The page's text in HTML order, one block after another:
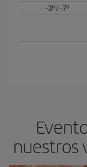
-3º/ -7º
nuestros